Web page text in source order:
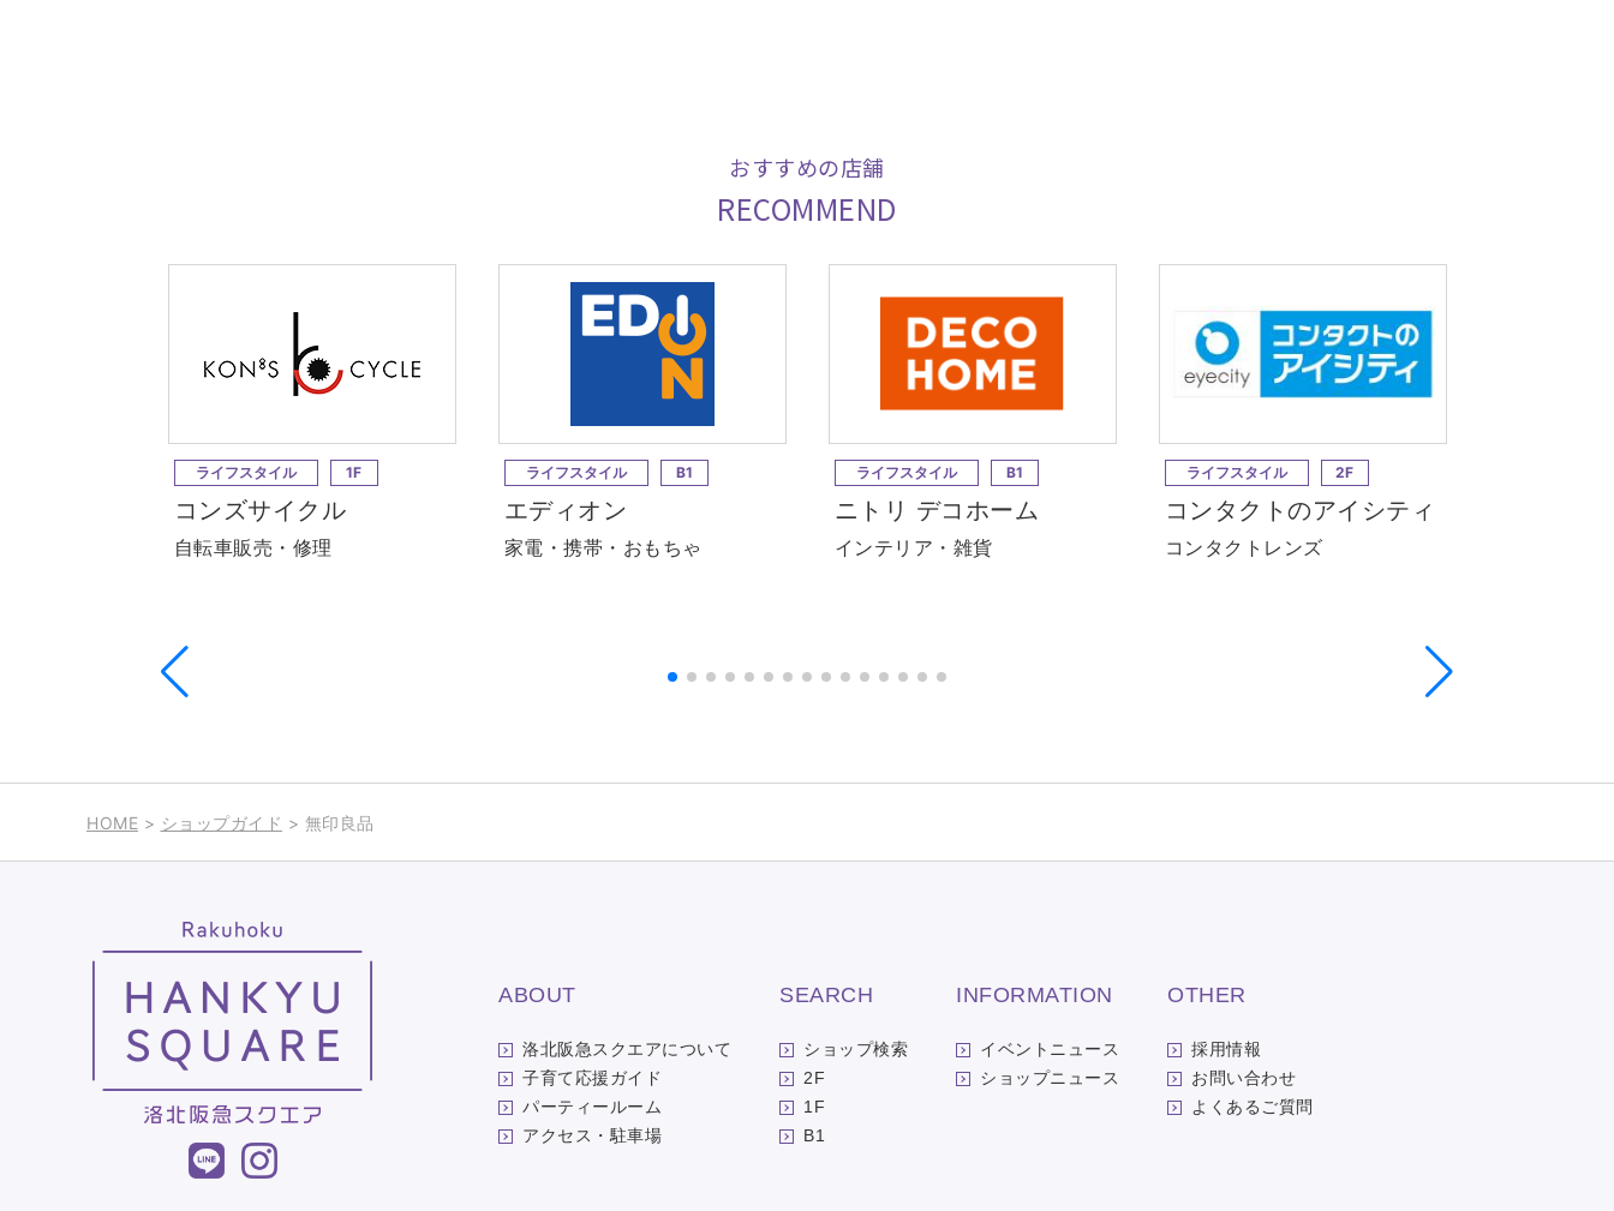
おすすめの店舗
RECOMMEND
ライフスタイル 1F
コンズサイクル
自転車販売・修理
ライフスタイル B1
エディオン
家電・携帯・おもちゃ
ライフスタイル B1
ニトリ デコホーム
インテリア・雑貨
ライフスタイル 2F
コンタクトのアイシティ
コンタクトレンズ
HOME > ショップガイド > 無印良品
ABOUT
洛北阪急スクエアについて
子育て応援ガイド
パーティールーム
アクセス・駐車場
SEARCH
ショップ検索
2F
1F
B1
INFORMATION
イベントニュース
ショップニュース
OTHER
採用情報
お問い合わせ
よくあるご質問